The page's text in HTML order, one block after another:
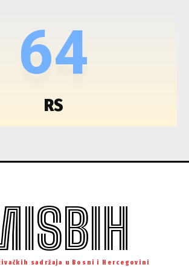
64
RS
sadržaja u Bosni i Hercegovini